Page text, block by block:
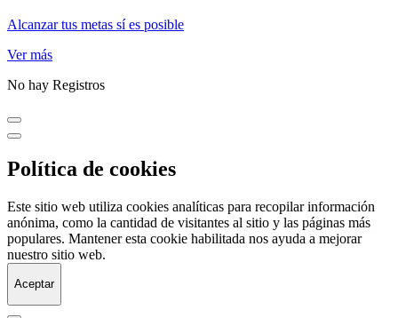
Alcanzar tus metas sí es posible
Ver más
No hay Registros
Política de cookies
Este sitio web utiliza cookies analíticas para recopilar información
anónima, como la cantidad de visitantes al sitio y las páginas más
populares. Mantener esta cookie habilitada nos ayuda a mejorar
nuestro sitio web.
Aceptar